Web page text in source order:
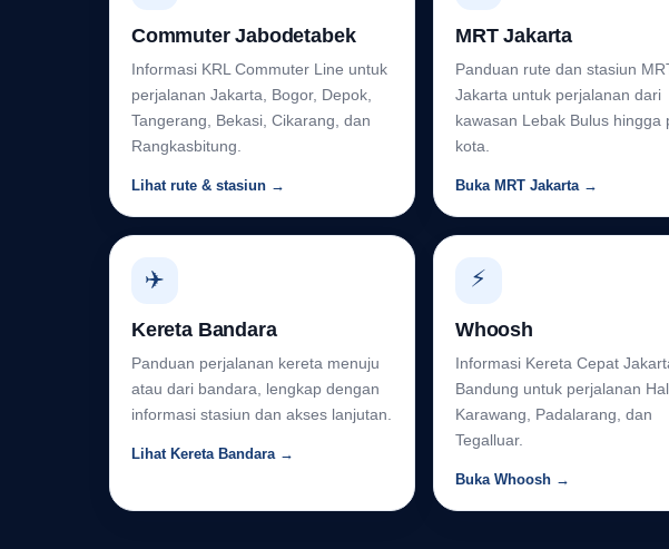
Commuter Jabodetabek
Informasi KRL Commuter Line untuk
perjalanan Jakarta, Bogor, Depok,
Tangerang, Bekasi, Cikarang, dan
Rangkasbitung.
Lihat rute & stasiun →
MRT Jakarta
Panduan rute dan stasiun
Jakarta untuk perjalanan dari
kawasan Lebak Bulus hingga
kota.
Buka MRT Jakarta →
✈️
Kereta Bandara
Panduan perjalanan kereta menuju
atau dari bandara, lengkap dengan
informasi stasiun dan akses lanjutan.
Lihat Kereta Bandara →
⚡
Whoosh
Informasi Kereta Cepat
Bandung untuk perjalanan
Karawang, Padalarang, dan
Tegalluar.
Buka Whoosh →